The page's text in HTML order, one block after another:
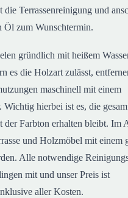
die Terrassenreinigung und
Öl zum Wunschtermin.
gründlich mit heißem
es die Holzart zulässt,
maschinell mit einem
hierbei ist es, die
der Farbton erhalten bleibt. Im
und Holzmöbel mit einem
Alle notwendige
mit und unser Preis ist
aller Kosten.